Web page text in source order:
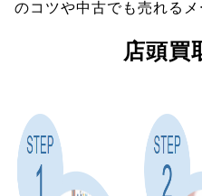
のコツや中古でも売れるメ
店頭買